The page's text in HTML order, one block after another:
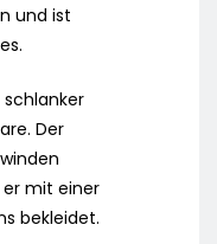
und ist
schlanker
Der
mit einer
bekleidet.